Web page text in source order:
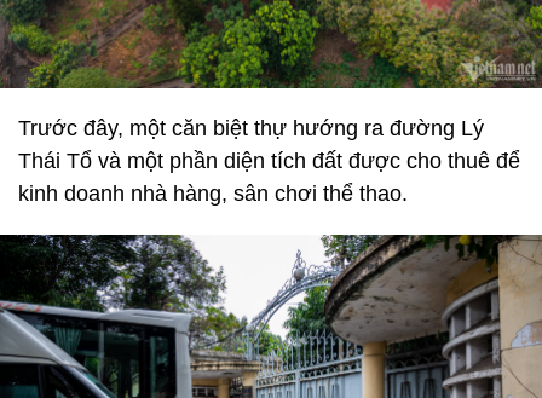
Trước đây, một căn biệt thự hướng ra đường Lý
Thái Tổ và một phần diện tích đất được cho thuê để
kinh doanh nhà hàng, sân chơi thể thao.